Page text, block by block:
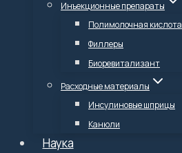
Инъекционные препараты
Полимолочная кислота
Филлеры
Биоревитализант
Расходные материалы
Инсулиновые шприцы
Канюли
Наука